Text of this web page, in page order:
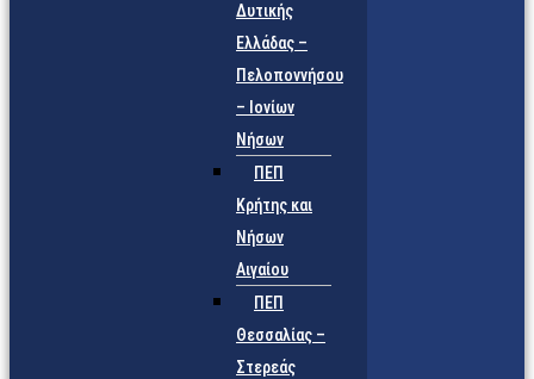
Δυτικής
Ελλάδας –
Πελοποννήσου
– Ιονίων
Νήσων
ΠΕΠ
Κρήτης και
Νήσων
Αιγαίου
ΠΕΠ
Θεσσαλίας –
Στερεάς